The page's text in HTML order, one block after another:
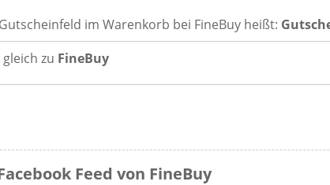
im Warenkorb bei FineBuy heißt:
gleich zu FineBuy
Feed von FineBuy